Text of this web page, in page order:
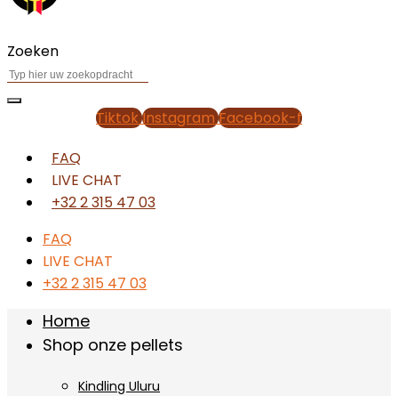
Zoeken
Tiktok Instagram Facebook-f
FAQ
LIVE CHAT
+32 2 315 47 03
FAQ
LIVE CHAT
+32 2 315 47 03
Home
Shop onze pellets
Kindling Uluru